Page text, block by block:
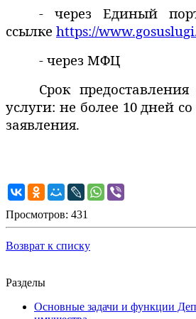
- через Единый
ссылке https://
- через МФЦ
Срок
услуги: не более 10 дней
заявления.
Просмотров: 431
Возврат к списку
Разделы
Основные задачи и функции